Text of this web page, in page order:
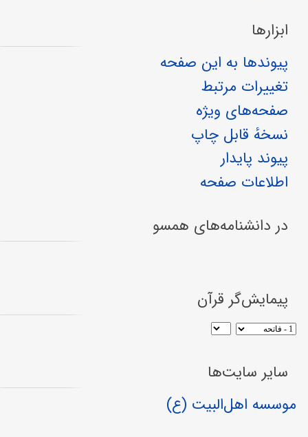
ابزارها
پیوندها به این صفحه
تغییرات مرتبط
صفحه‌های ویژه
نسخهٔ قابل چاپ
پیوند پایدار
اطلاعات صفحه
در دانشنامه‌های همسو
پیمایش‌گر قرآن
سایر سایت‌ها
موسسه اهل‌البیت (ع)